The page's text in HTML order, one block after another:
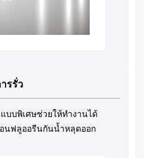
รรั่ว
บบพิเศษช่วยให้ทำงานได้
นฟลูออรีนกันน้ำหลุดออก